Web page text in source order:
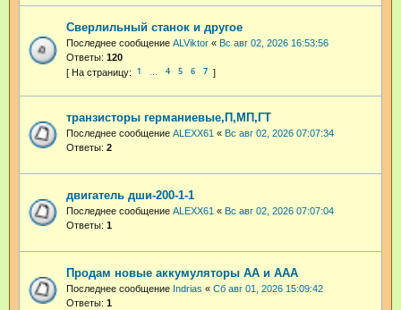
Сверлильный станок и другое
Последнее сообщение ALViktor « Вс авг 02, 2026 16:53:56
Ответы: 120
1 4 5 6 7
транзисторы германиевые,П,МП,ГТ
Последнее сообщение ALEXX61 « Вс авг 02, 2026 07:07:34
Ответы: 2
двигатель дши-200-1-1
Последнее сообщение ALEXX61 « Вс авг 02, 2026 07:07:04
Ответы: 1
Продам новые аккумуляторы АА и ААА
Последнее сообщение Indrias « Сб авг 01, 2026 15:09:42
Ответы: 1